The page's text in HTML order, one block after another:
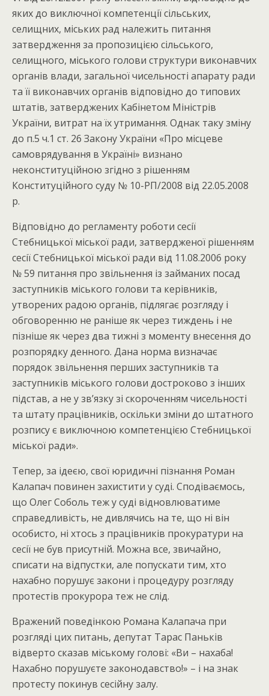
яких до виключної компетенції сільських,
селищних, міських рад належить питання
затвердження за пропозицією сільського,
селищного, міського голови структури виконавчих
органів влади, загальної чисельності апарату ради
та її виконавчих органів відповідно до типових
штатів, затверджених Кабінетом Міністрів
України, витрат на їх утримання. Однак таку зміну
до п.5 ч.1 ст. 26 Закону України «Про місцеве
самоврядування в Україні» визнано
неконституційною згідно з рішенням
Конституційного суду № 10-РП/2008 від 22.05.2008
р.
Відповідно до регламенту роботи сесії
Стебницької міської ради, затвердженої рішенням
сесії Стебницької міської ради від 11.08.2006 року
№ 59 питання про звільнення із займаних посад
заступників міського голови та керівників,
утворених радою органів, підлягає розгляду і
обговоренню не раніше як через тиждень і не
пізніше як через два тижні з моменту внесення до
розпорядку денного. Дана норма визначає
порядок звільнення перших заступників та
заступників міського голови достроково з інших
підстав, а не у зв’язку зі скороченням чисельності
та штату працівників, оскільки зміни до штатного
розпису є виключною компетенцією Стебницької
міської ради».
Тепер, за ідеєю, свої юридичні пізнання Роман
Калапач повинен захистити у суді. Сподіваємось,
що Олег Соболь теж у суді відновлюватиме
справедливість, не дивлячись на те, що ні він
особисто, ні хтось з працівників прокуратури на
сесії не був присутній. Можна все, звичайно,
списати на відпустки, але попускати тим, хто
нахабно порушує закони і процедуру розгляду
протестів прокурора теж не слід.
Вражений поведінкою Романа Калапача при
розгляді цих питань, депутат Тарас Паньків
відверто сказав міському голові: «Ви – нахаба!
Нахабно порушуєте законодавство!» – і на знак
протесту покинув сесійну залу.